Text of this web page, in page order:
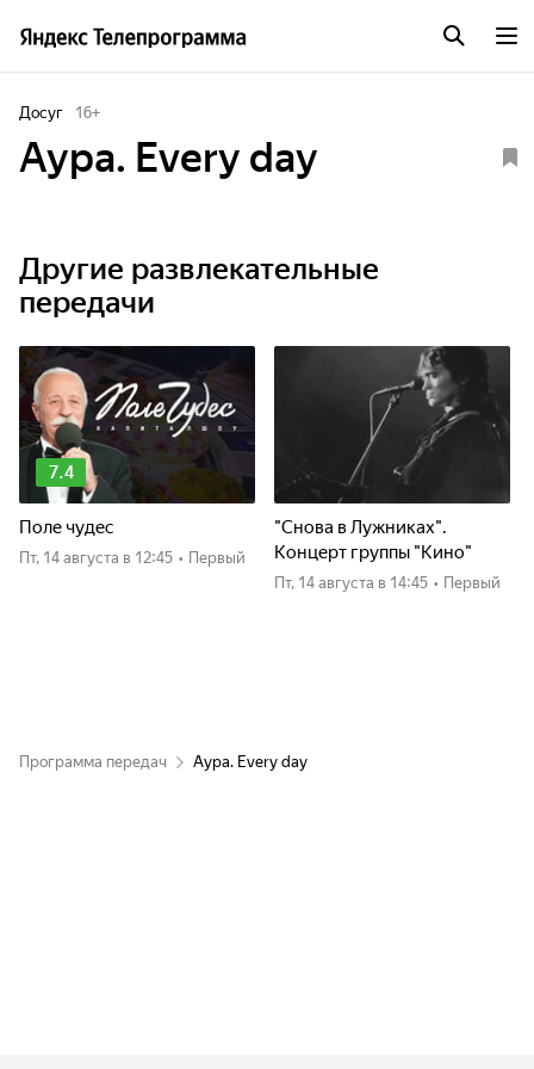
Досуг 16+
Аура. Every day
Другие развлекательные
передачи
7.4
Поле чудес
пт, 14 августа в 12:45 • Первый
"Снова в Лужниках".
Концерт группы "Кино"
пт, 14 августа в 14:45 • Первый
Программа передач Аура. Every day